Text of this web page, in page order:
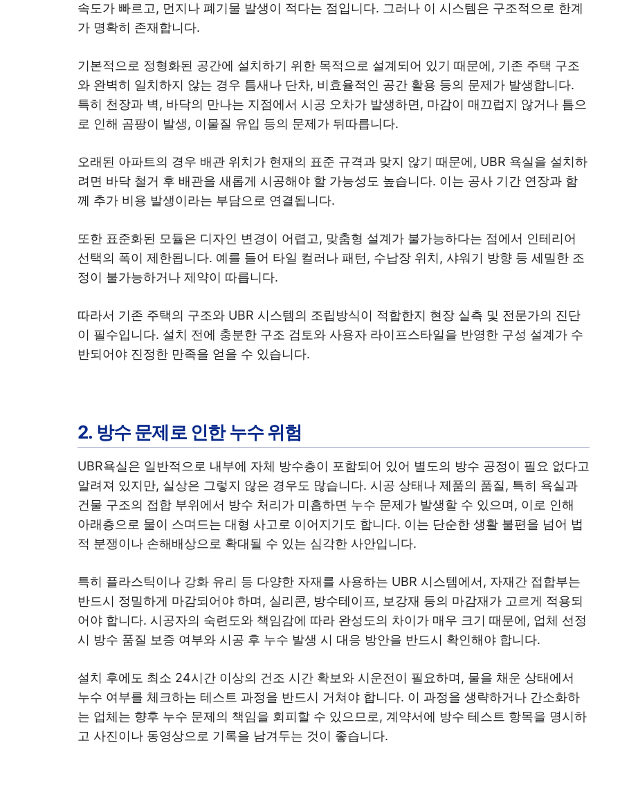
속도가 빠르고, 먼지나 폐기물 발생이 적다는 점입니다. 그러나 이 시스템은 구조적으로 한계
가 명확히 존재합니다.
기본적으로 정형화된 공간에 설치하기 위한 목적으로 설계되어 있기 때문에, 기존 주택 구조
와 완벽히 일치하지 않는 경우 틈새나 단차, 비효율적인 공간 활용 등의 문제가 발생합니다.
특히 천장과 벽, 바닥의 만나는 지점에서 시공 오차가 발생하면, 마감이 매끄럽지 않거나 틈으
로 인해 곰팡이 발생, 이물질 유입 등의 문제가 뒤따릅니다.
오래된 아파트의 경우 배관 위치가 현재의 표준 규격과 맞지 않기 때문에, UBR 욕실을 설치하
려면 바닥 철거 후 배관을 새롭게 시공해야 할 가능성도 높습니다. 이는 공사 기간 연장과 함
께 추가 비용 발생이라는 부담으로 연결됩니다.
또한 표준화된 모듈은 디자인 변경이 어렵고, 맞춤형 설계가 불가능하다는 점에서 인테리어
선택의 폭이 제한됩니다. 예를 들어 타일 컬러나 패턴, 수납장 위치, 샤워기 방향 등 세밀한 조
정이 불가능하거나 제약이 따릅니다.
따라서 기존 주택의 구조와 UBR 시스템의 조립방식이 적합한지 현장 실측 및 전문가의 진단
이 필수입니다. 설치 전에 충분한 구조 검토와 사용자 라이프스타일을 반영한 구성 설계가 수
반되어야 진정한 만족을 얻을 수 있습니다.
2. 방수 문제로 인한 누수 위험
UBR욕실은 일반적으로 내부에 자체 방수층이 포함되어 있어 별도의 방수 공정이 필요 없다고
알려져 있지만, 실상은 그렇지 않은 경우도 많습니다. 시공 상태나 제품의 품질, 특히 욕실과
건물 구조의 접합 부위에서 방수 처리가 미흡하면 누수 문제가 발생할 수 있으며, 이로 인해
아래층으로 물이 스며드는 대형 사고로 이어지기도 합니다. 이는 단순한 생활 불편을 넘어 법
적 분쟁이나 손해배상으로 확대될 수 있는 심각한 사안입니다.
특히 플라스틱이나 강화 유리 등 다양한 자재를 사용하는 UBR 시스템에서, 자재간 접합부는
반드시 정밀하게 마감되어야 하며, 실리콘, 방수테이프, 보강재 등의 마감재가 고르게 적용되
어야 합니다. 시공자의 숙련도와 책임감에 따라 완성도의 차이가 매우 크기 때문에, 업체 선정
시 방수 품질 보증 여부와 시공 후 누수 발생 시 대응 방안을 반드시 확인해야 합니다.
설치 후에도 최소 24시간 이상의 건조 시간 확보와 시운전이 필요하며, 물을 채운 상태에서
누수 여부를 체크하는 테스트 과정을 반드시 거쳐야 합니다. 이 과정을 생략하거나 간소화하
는 업체는 향후 누수 문제의 책임을 회피할 수 있으므로, 계약서에 방수 테스트 항목을 명시하
고 사진이나 동영상으로 기록을 남겨두는 것이 좋습니다.